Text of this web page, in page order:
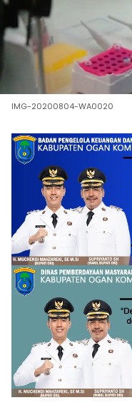
IMG-20200804-WA0020